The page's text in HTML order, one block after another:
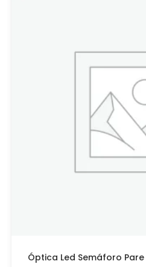
Óptica Led Semáforo